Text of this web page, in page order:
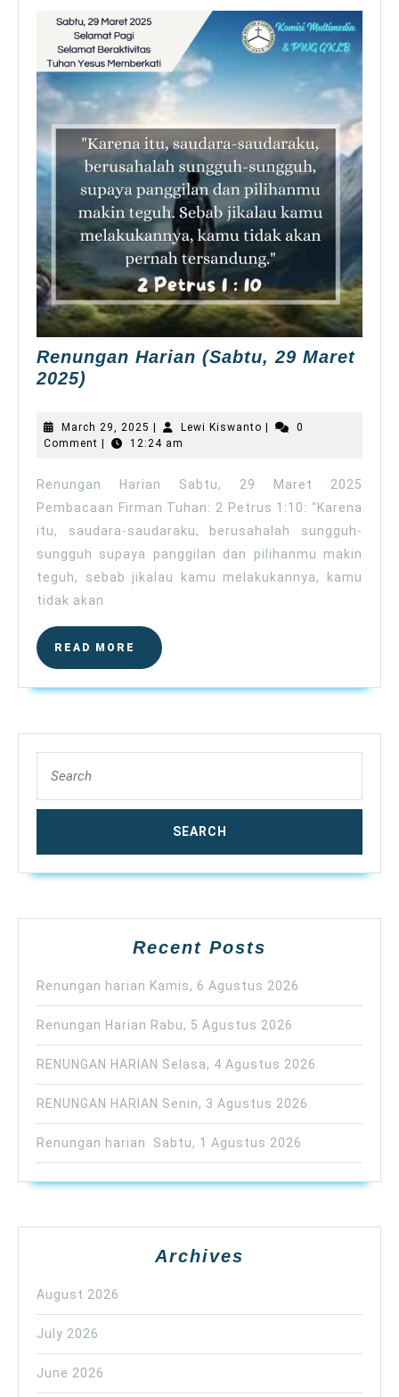
Renungan Harian (Sabtu, 29 Maret
2025)
29
Maret
March 29, 2025 March
29,
Lewi Kiswanto Lewi
0
Comment
12:24 am
Renungan Harian Sabtu, 29 Maret 2025
Pembacaan Firman Tuhan: 2 Petrus 1:10: “Karena
itu, saudara-saudaraku, berusahalah sungguh-
sungguh supaya panggilan dan pilihanmu makin
teguh, sebab jikalau kamu melakukannya, kamu
tidak akan
READ MORE
READ
MORE
for:
Recent Posts
Renungan harian Kamis, 6 Agustus 2026
Renungan Harian Rabu, 5 Agustus 2026
RENUNGAN HARIAN Selasa, 4 Agustus 2026
RENUNGAN HARIAN Senin, 3 Agustus 2026
Renungan harian Sabtu, 1 Agustus 2026
Archives
August 2026
July 2026
June 2026